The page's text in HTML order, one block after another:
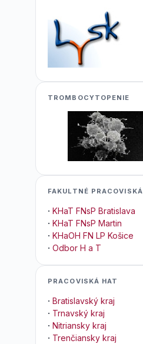
TROMBOCYTOPENIE
FAKULTNÉ PRACOVISKÁ
· KHaT FNsP Bratislava
· KHaT FNsP Martin
· KHaOH FN LP Košice
· Odbor H a T
PRACOVISKÁ HAT
· Bratislavský kraj
· Trnavský kraj
· Nitriansky kraj
· Trenčiansky kraj